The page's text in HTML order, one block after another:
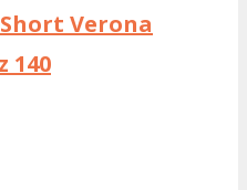
Verona
140